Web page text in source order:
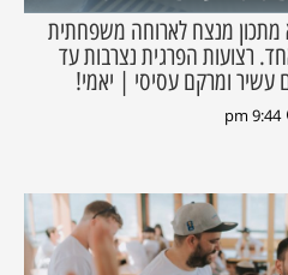
מתכון מנצח לארוחה משפחתית
רצועות הפרגית נצרבות עד
עשיר ומרקם עסיסי | יאמי!
9:44 pm